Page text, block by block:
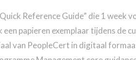
Reference Guide” die 1
papieren exemplaar tijdens de
van PeopleCert in digitaal